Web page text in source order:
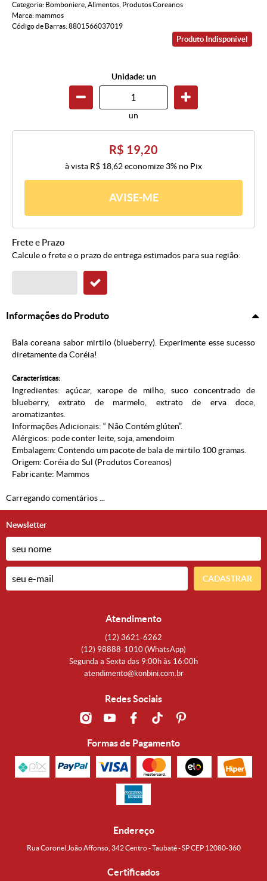
Categoria: Bomboniere Alimentos Produtos Coreanos
Marca:mammos
Código de Barras:8801566037019
Produto Indisponível
Unidade: un
un
R$ 19,20
à vista R$ 18,62economize 3% no Pix
AVISE-ME
Frete e Prazo
Calcule o frete e o prazo de entrega estimados para sua região:
Informações do Produto
Bala coreana sabor mirtilo (blueberry). Experimente esse sucesso
diretamente da Coréia!
Características:
Ingredientes: açúcar, xarope de milho, suco concentrado de
blueberry, extrato de marmelo, extrato de erva doce,
aromatizantes.
Informações Adicionais: “ Não Contém glúten”.
Alérgicos: pode conter leite, soja, amendoim
Embalagem: Contendo um pacote de bala de mirtilo 100 gramas.
Origem: Coréia do Sul (Produtos Coreanos)
Fabricante: Mammos
Carregando comentários ...
Newsletter
CADASTRAR
Atendimento
(12) 3621-6262
(12) 98888-1010 (WhatsApp)
Segunda a Sexta das 9:00h às 16:00h
atendimento@konbini.com.br
Redes Sociais
Formas de Pagamento
Endereço
Rua Coronel João Affonso, 342 Centro - Taubaté - SP CEP 12080-360
Certificados